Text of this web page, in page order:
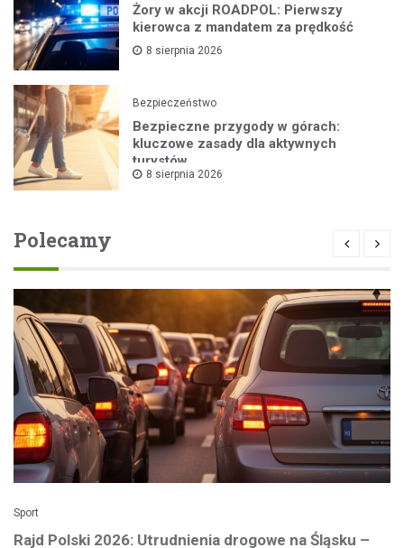
Żory w akcji ROADPOL: Pierwszy
kierowca z mandatem za prędkość
8 sierpnia 2026
Bezpieczeństwo
Bezpieczne przygody w górach:
kluczowe zasady dla aktywnych
turystów
8 sierpnia 2026
Polecamy
Sport
Rajd Polski 2026: Utrudnienia drogowe na Śląsku –